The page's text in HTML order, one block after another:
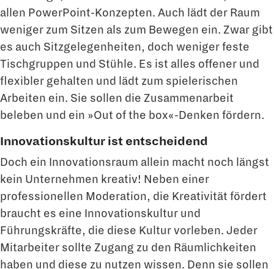
allen PowerPoint-Konzepten. Auch lädt der Raum
weniger zum Sitzen als zum Bewegen ein. Zwar gibt
es auch Sitzgelegenheiten, doch weniger feste
Tischgruppen und Stühle. Es ist alles offener und
flexibler gehalten und lädt zum spielerischen
Arbeiten ein. Sie sollen die Zusammenarbeit
beleben und ein »Out of the box«-Denken fördern.
Innovationskultur ist entscheidend
Doch ein Innovationsraum allein macht noch längst
kein Unternehmen kreativ! Neben einer
professionellen Moderation, die Kreativität fördert
braucht es eine Innovationskultur und
Führungskräfte, die diese Kultur vorleben. Jeder
Mitarbeiter sollte Zugang zu den Räumlichkeiten
haben und diese zu nutzen wissen. Denn sie sollen